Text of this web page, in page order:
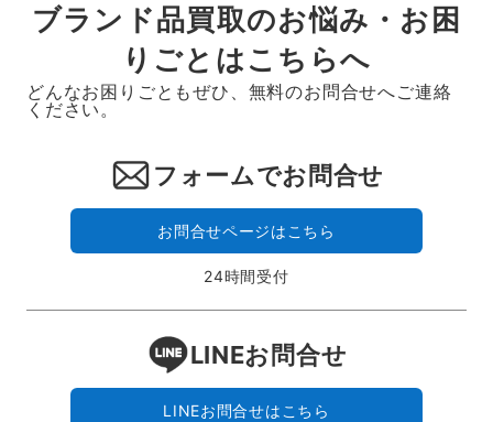
ブランド品買取のお悩み・お困
りごとはこちらへ
どんなお困りごともぜひ、無料のお問合せへご連絡
ください。
フォームでお問合せ
お問合せページはこちら
24時間受付
LINEお問合せ
LINEお問合せはこちら